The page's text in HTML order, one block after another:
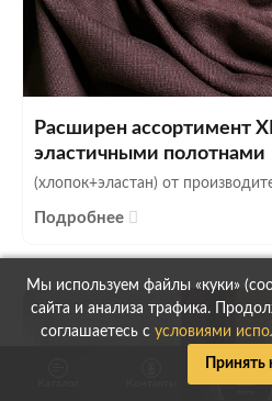
Расширен ассортимент
эластичными полотнами
(хлопок+эластан) от
Подробнее
Мы используем файлы «куки»
сайта и анализа трафика.
соглашаетесь с условиями
Принять